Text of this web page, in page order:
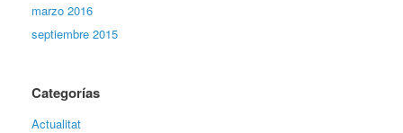
marzo 2016
septiembre 2015
Categorías
Actualitat